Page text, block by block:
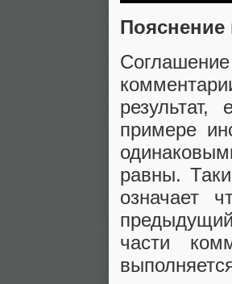
Пояснение
примере
равны.
означает
части